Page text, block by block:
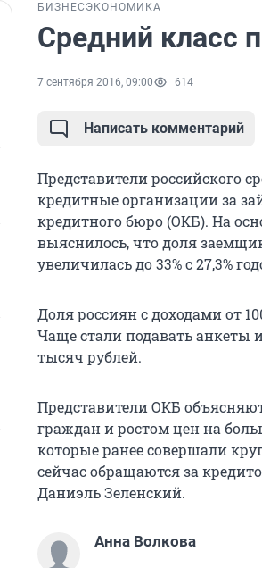
БИЗНЕС ЭКОНОМИКА
Средний класс
7 сентября 2016, 09:00 614
Написать комментарий
Представители российского
кредитные организации за
кредитного бюро (ОКБ). На
выяснилось, что доля
увеличилась до 33% с 27,3%
Доля россиян с доходами от
Чаще стали подавать анкеты
тысяч рублей.
Представители ОКБ
граждан и ростом цен на
которые ранее совершали
сейчас обращаются за
Даниэль Зеленский.
Анна Волкова